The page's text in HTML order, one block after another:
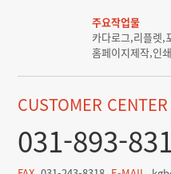
주요작업물
카다로그,리플렛,
홈페이지제작,인
CUSTOMER CENTER
031-893-